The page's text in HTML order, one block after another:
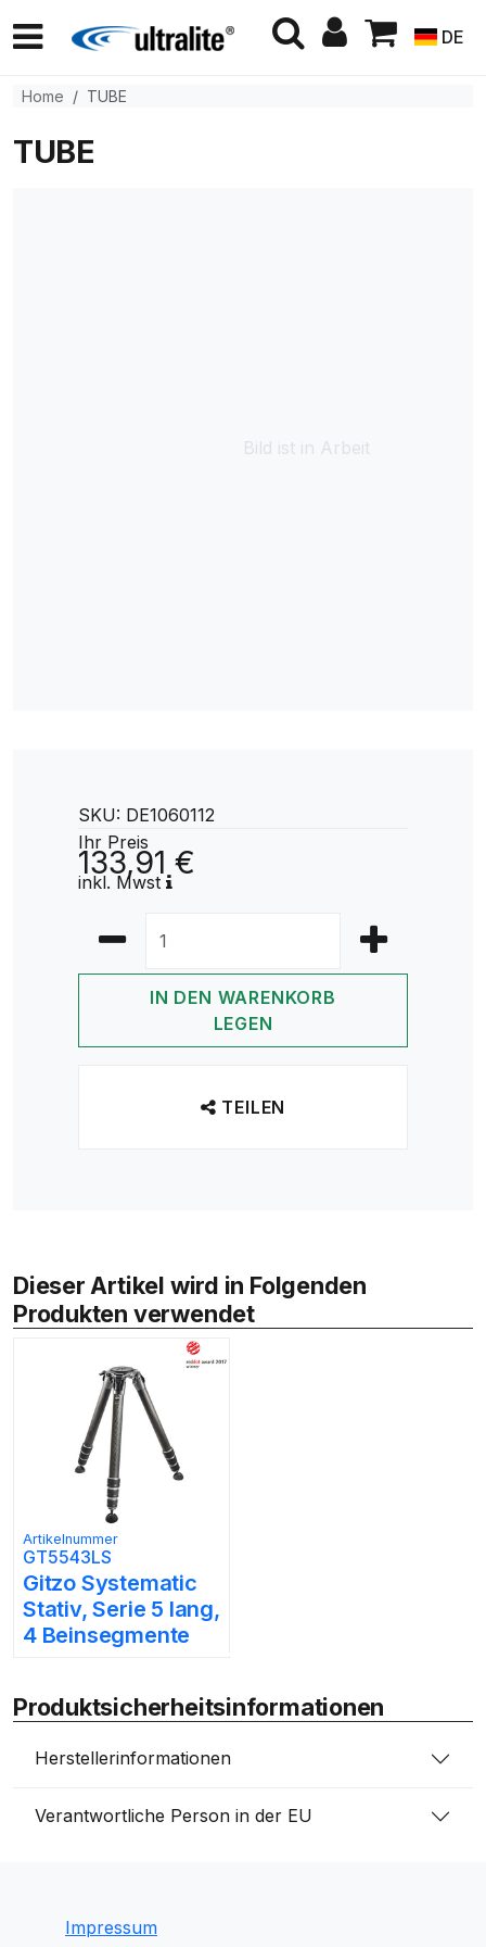
DE
Home TUBE
TUBE
Bild ist in Arbeit
SKU: DE1060112
Ihr Preis
133,91 €
inkl. Mwst
IN DEN WARENKORB
LEGEN
TEILEN
Dieser Artikel wird in Folgenden
Produkten verwendet
Artikelnummer
GT5543LS
Gitzo Systematic
Stativ, Serie 5 lang,
4 Beinsegmente
Produktsicherheitsinformationen
Herstellerinformationen
Verantwortliche Person in der EU
Impressum